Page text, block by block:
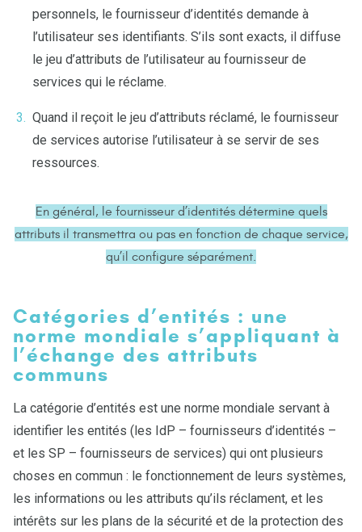
personnels, le fournisseur d’identités demande à
l’utilisateur ses identifiants. S’ils sont exacts, il diffuse
le jeu d’attributs de l’utilisateur au fournisseur de
services qui le réclame.
Quand il reçoit le jeu d’attributs réclamé, le fournisseur
de services autorise l’utilisateur à se servir de ses
ressources.
En général, le fournisseur d’identités détermine quels
attributs il transmettra ou pas en fonction de chaque service,
qu’il configure séparément.
Catégories d’entités : une
norme mondiale s’appliquant à
l’échange des attributs
communs
La catégorie d’entités est une norme mondiale servant à
identifier les entités (les IdP – fournisseurs d’identités –
et les SP – fournisseurs de services) qui ont plusieurs
choses en commun : le fonctionnement de leurs systèmes,
les informations ou les attributs qu’ils réclament, et les
intérêts sur les plans de la sécurité et de la protection des